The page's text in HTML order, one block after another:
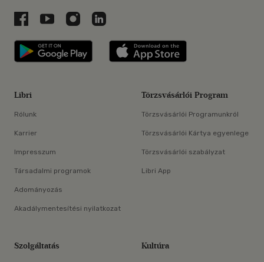
Libri a Facebookon
Libri a Youtube-on
Libri az Instagramon
Libri a LinkedInen
Libri applikáció Szerezd meg: Google
Libri
Rólunk
Karrier
Impresszum
Társadalmi programok
Adományozás
Akadálymentesítési nyilatkozat
Törzsvásárlói Program
Törzsvásárlói Programunkról
Törzsvásárlói Kártya egyenlege
Törzsvásárlói szabályzat
Libri App
Szolgáltatás Kultúra